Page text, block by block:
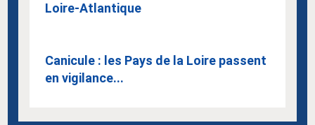
Loire-Atlantique
Canicule : les Pays de la Loire passent
en vigilance...